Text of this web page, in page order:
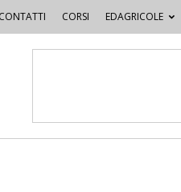
CONTATTI CORSI EDAGRICOLE